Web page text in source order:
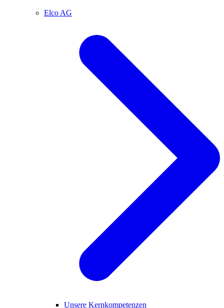
Elco AG
Unsere Kernkompetenzen